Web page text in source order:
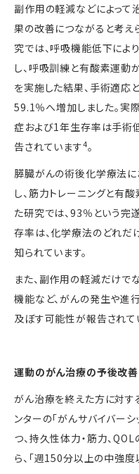
副作用の軽減などによって
果の改善につながると考え
究では、呼吸機能低下によ
し、呼吸訓練と有酸素運動
を実施した結果、手術適応
59.1％へ増加しました。実
症および1年生存率は手術
告されています4。
膵臓がんの術後化学療法に
し、筋力トレーニングと有
た研究では、93％という完
存率は、化学療法のどれだ
知られています。
また、副作用の軽減だけで
機能など、がんの発生や進
及ぼす可能性が報告されて
運動のがん治療の予後改
がん治療を終えた方に対す
ンターの「がんサバイバーシ
つ、持久性体力・筋力、QOL
ら、「週150分以上の中強度